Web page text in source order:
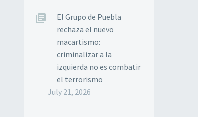
El Grupo de Puebla
rechaza el nuevo
macartismo:
criminalizar a la
izquierda no es combatir
el terrorismo
July 21, 2026